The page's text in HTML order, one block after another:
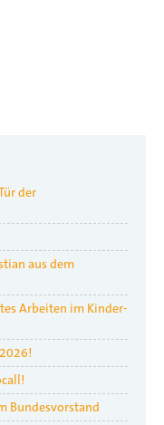
der
aus dem
Arbeiten im Kinder-
Bundesvorstand